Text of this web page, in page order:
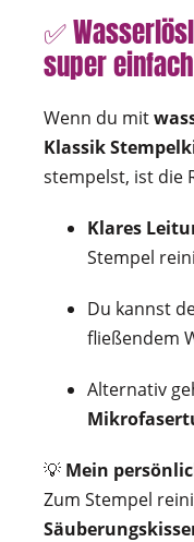
✅
super
Wenn du mit
Klassik
stempelst, ist die
Klares
Stempel
Du kannst
fließendem
Alternativ
💡 Mein
Zum Stempel